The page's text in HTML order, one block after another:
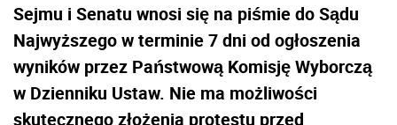
Sejmu i Senatu wnosi się na piśmie do Sądu
Najwyższego w terminie 7 dni od ogłoszenia
wyników przez Państwową Komisję Wyborczą
w Dzienniku Ustaw. Nie ma możliwości
skutecznego złożenia protestu przed